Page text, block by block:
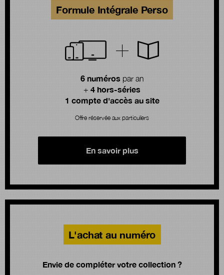
Formule Intégrale Perso
6 numérospar an
+ 4 hors-séries
1 compte d'accès au site
Offre réservée aux particuliers
En savoir plus
L'achat au numéro
Envie de compléter votre collection ?